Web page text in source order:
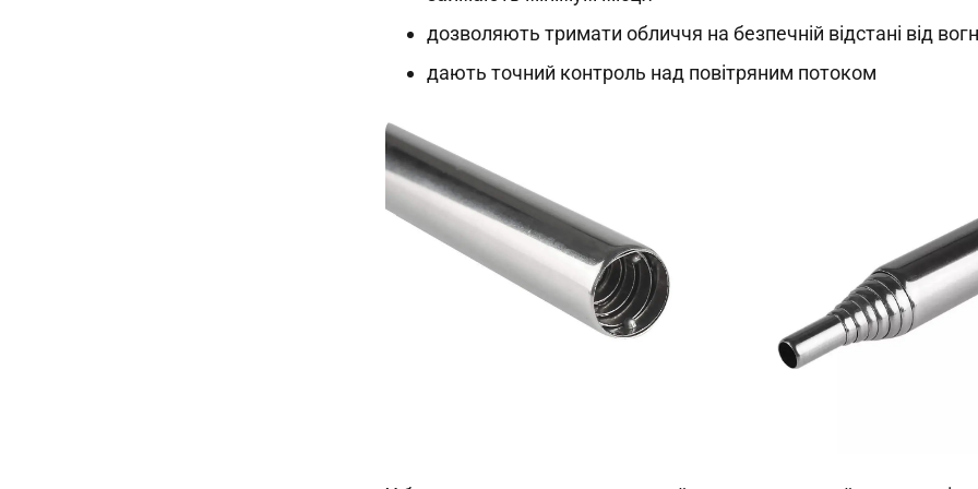
дозволяють тримати обличчя на безпечній відстані від
дають точний контроль над повітряним потоком